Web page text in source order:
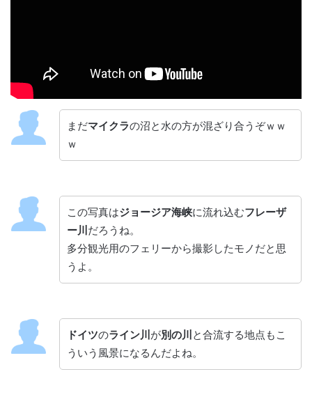
まだマイクラの沼と水の方が混ざり合うぞｗｗ
ｗ
この写真はジョージア海峡に流れ込むフレーザ
ー川 だろうね。
多分観光用のフェリーから撮影したモノだと思
うよ。
ドイツのライン川 が別の川 と合流する地点もこ
ういう風景になるんだよね。